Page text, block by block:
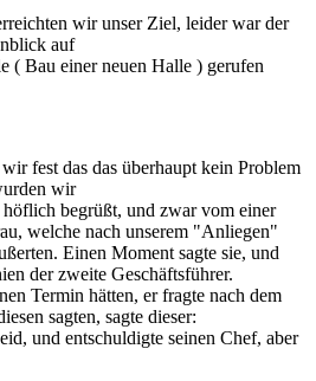
wir unser Ziel, leider war der
auf
( Bau einer neuen Halle ) gerufen
fest das das überhaupt kein Problem
wir
begrüßt, und zwar vom einer
welche nach unserem "Anliegen"
Einen Moment sagte sie, und
der zweite Geschäftsführer.
Termin hätten, er fragte nach dem
sagten, sagte dieser:
und entschuldigte seinen Chef, aber